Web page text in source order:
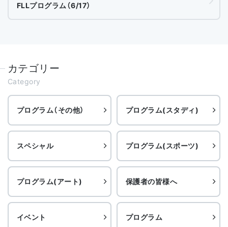
FLLプログラム（6/17）
カテゴリー
Category
プログラム（その他） プログラム(スタディ)
スペシャル プログラム(スポーツ)
プログラム(アート) 保護者の皆様へ
イベント プログラム